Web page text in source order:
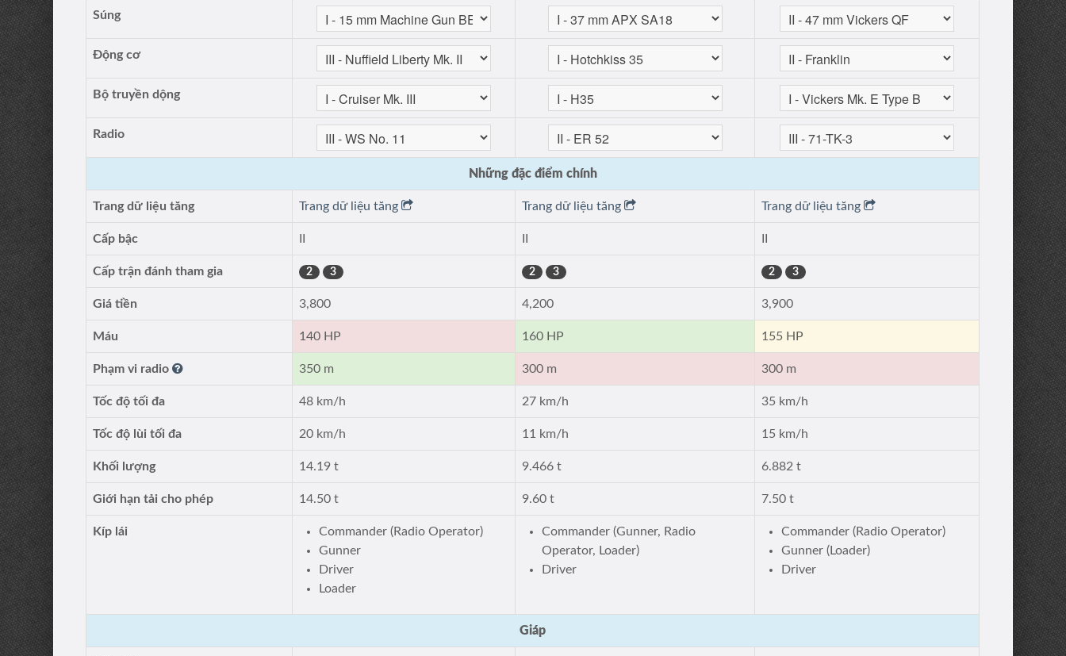
Súng
Động cơ
Bộ truyền dộng
Radio
Những đặc điểm chính
Trang dữ liệu tăng Trang dữ liệu tăng Trang dữ liệu tăng Trang dữ liệu tăng
Cấp bậc
Cấp trận đánh tham gia 2 3 2 3 2 3
Giá tiền 3,800 4,200 3,900
Máu 140 HP 160 HP 155 HP
Phạm vi radio 350 m 300 m 300 m
Tốc độ tối đa 48 km/h 27 km/h 35 km/h
Tốc độ lùi tối đa 20 km/h 11 km/h 15 km/h
Khối lượng 14.19 t 9.466 t 6.882 t
Giới hạn tải cho phép 14.50 t 9.60 t 7.50 t
Kíp lái
Commander (Radio Operator)
Gunner
Driver
Loader
Commander (Gunner, Radio
Operator, Loader)
Driver
Commander (Radio Operator)
Gunner (Loader)
Driver
Giáp